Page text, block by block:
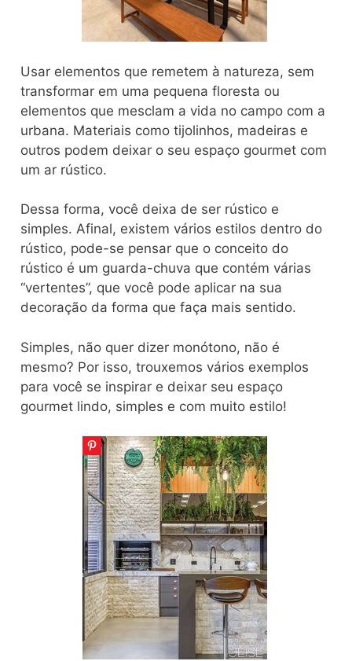
Usar elementos que remetem à natureza, sem
transformar em uma pequena floresta ou
elementos que mesclam a vida no campo com a
urbana. Materiais como tijolinhos, madeiras e
outros podem deixar o seu espaço gourmet com
um ar rústico.
Dessa forma, você deixa de ser rústico e
simples. Afinal, existem vários estilos dentro do
rústico, pode-se pensar que o conceito do
rústico é um guarda-chuva que contém várias
“vertentes”, que você pode aplicar na sua
decoração da forma que faça mais sentido.
Simples, não quer dizer monótono, não é
mesmo? Por isso, trouxemos vários exemplos
para você se inspirar e deixar seu espaço
gourmet lindo, simples e com muito estilo!